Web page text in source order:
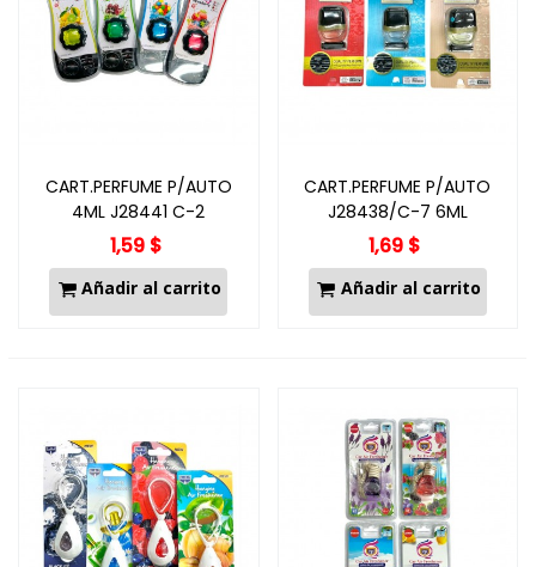
CART.PERFUME P/AUTO
4ML J28441 C-2
1,59 $
Añadir al carrito
CART.PERFUME P/AUTO
J28438/C-7 6ML
1,69 $
Añadir al carrito